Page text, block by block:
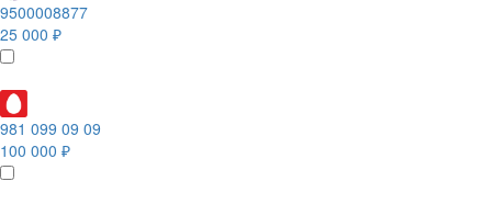
9500008877
25 000 ₽
981 099 09 09
100 000 ₽